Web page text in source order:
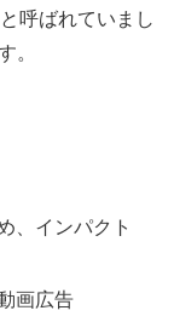
呼ばれていまし
。
、インパクト
画広告